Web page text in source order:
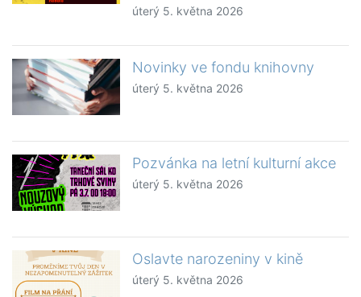
úterý 5. května 2026
Novinky ve fondu knihovny
úterý 5. května 2026
Pozvánka na letní kulturní akce
úterý 5. května 2026
Oslavte narozeniny v kině
úterý 5. května 2026